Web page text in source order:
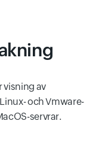
visning av
och Vmware-
servrar.